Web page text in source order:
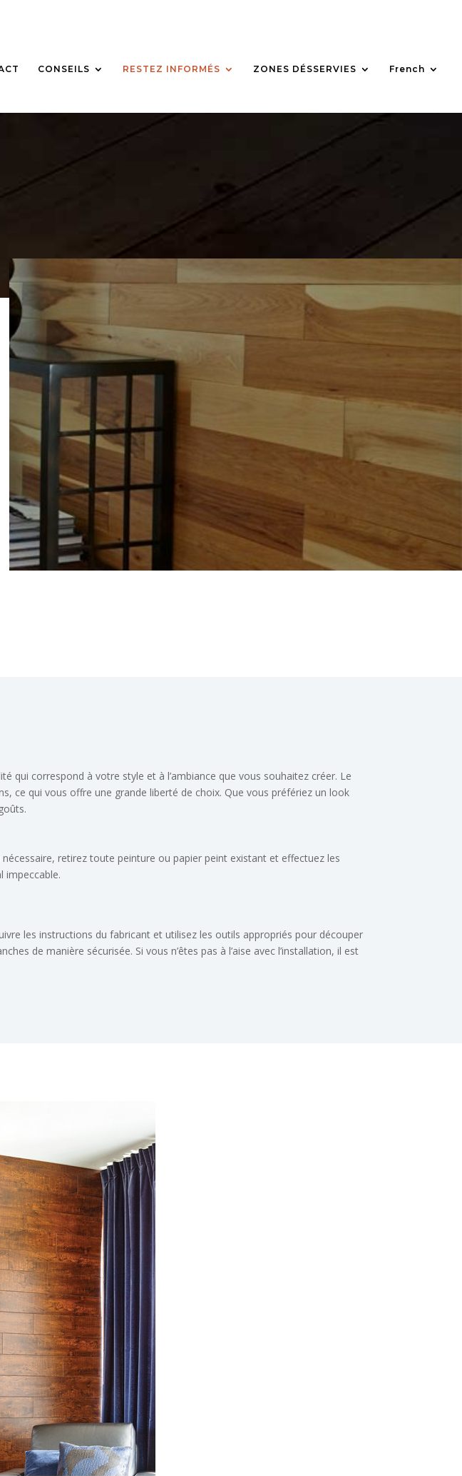
CONSEILS RESTEZ INFORMÉS ZONES DÉSSERVIES French
qui correspond à votre style et à l’ambiance que vous souhaitez créer. Le
ce qui vous offre une grande liberté de choix. Que vous préfériez un look
retirez toute peinture ou papier peint existant et effectuez les
impeccable.
les instructions du fabricant et utilisez les outils appropriés pour découper
de manière sécurisée. Si vous n’êtes pas à l’aise avec l’installation, il est